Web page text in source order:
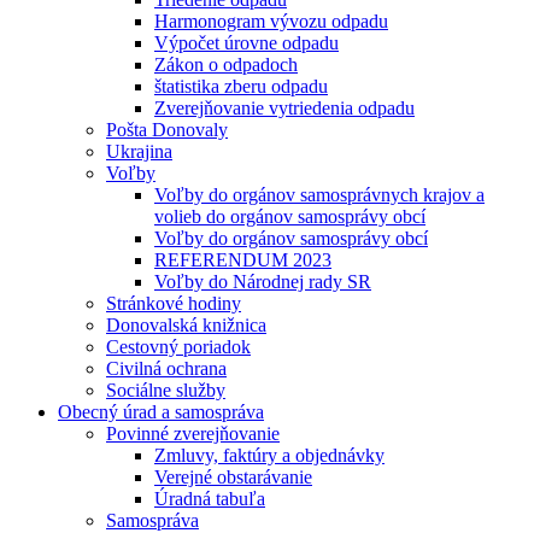
Harmonogram vývozu odpadu
Výpočet úrovne odpadu
Zákon o odpadoch
štatistika zberu odpadu
Zverejňovanie vytriedenia odpadu
Pošta Donovaly
Ukrajina
Voľby
Voľby do orgánov samosprávnych krajov a
volieb do orgánov samosprávy obcí
Voľby do orgánov samosprávy obcí
REFERENDUM 2023
Voľby do Národnej rady SR
Stránkové hodiny
Donovalská knižnica
Cestovný poriadok
Civilná ochrana
Sociálne služby
Obecný úrad a samospráva
Povinné zverejňovanie
Zmluvy, faktúry a objednávky
Verejné obstarávanie
Úradná tabuľa
Samospráva